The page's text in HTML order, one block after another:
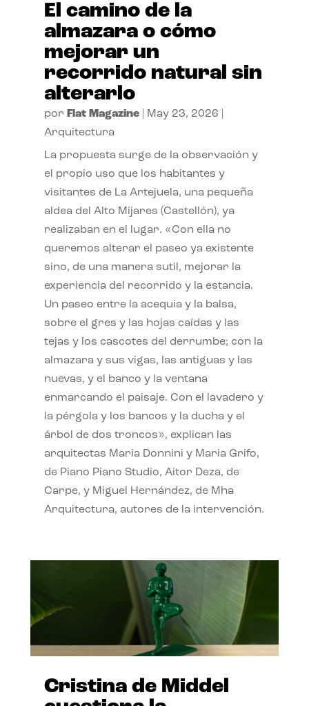
El camino de la
almazara o cómo
mejorar un
recorrido natural sin
alterarlo
por Flat Magazine| May 23, 2026
Arquitectura
La propuesta surge de la observación y
el propio uso que los habitantes y
visitantes de La Artejuela, una pequeña
aldea del Alto Mijares (Castellón), ya
realizaban en el lugar. «Con ella no
queremos alterar el paseo ya existente
sino, de una manera sutil, mejorar la
experiencia del recorrido y la estancia.
Un paseo entre la acequia y la balsa,
sobre el gres y las hojas caídas y las
tejas y los cascotes del derrumbe; con la
almazara y sus vigas, las antiguas y las
nuevas, y el banco y la ventana
enmarcando el paisaje. Con el lavadero y
la pérgola y los bancos y la ducha y el
árbol de dos troncos», explican las
arquitectas Maria Donnini y Maria Grifo,
de Piano Piano Studio, Aitor Deza, de
Carpe, y Miguel Hernández, de Mha
Arquitectura, autores de la intervención.
Cristina de Middel